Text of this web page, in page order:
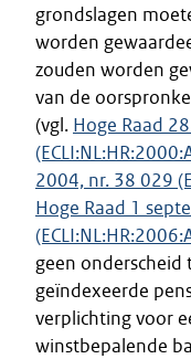
grondslagen
worden
zouden worden
van de
(vgl. Hoge Raad
2004, nr. 38 029
Hoge Raad 1
geen onderscheid
geïndexeerde
verplichting voor
winstbepalende